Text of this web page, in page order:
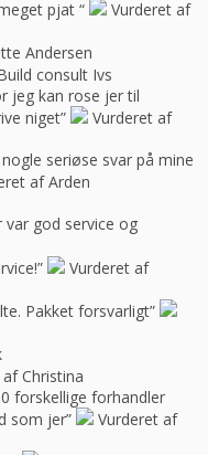
pjat “
Vurderet af
Andersen
consult Ivs
jeg kan rose jer til
niget”
Vurderet af
seriøse svar på mine
af Arden
var god service og
Vurderet af
Pakket forsvarligt”
Christina
forskellige forhandler
som jer”
Vurderet af